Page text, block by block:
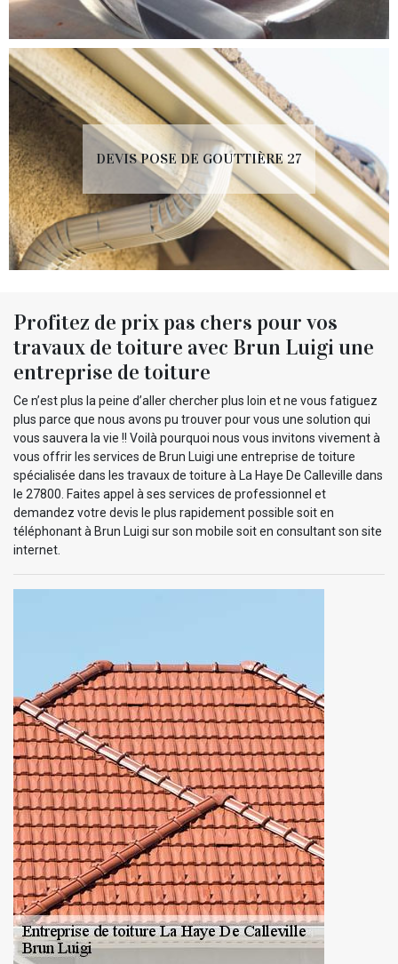
DEVIS POSE DE GOUTTIÈRE 27
Profitez de prix pas chers pour vos
travaux de toiture avec Brun Luigi une
entreprise de toiture
Ce n’est plus la peine d’aller chercher plus loin et ne vous fatiguez
plus parce que nous avons pu trouver pour vous une solution qui
vous sauvera la vie !! Voilà pourquoi nous vous invitons vivement à
vous offrir les services de Brun Luigi une entreprise de toiture
spécialisée dans les travaux de toiture à La Haye De Calleville dans
le 27800. Faites appel à ses services de professionnel et
demandez votre devis le plus rapidement possible soit en
téléphonant à Brun Luigi sur son mobile soit en consultant son site
internet.